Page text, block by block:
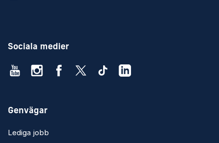
Sociala medier
Genvägar
Lediga jobb